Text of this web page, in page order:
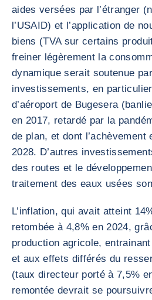
aides versées par l’étranger
l’USAID) et l’application de
biens (TVA sur certains
freiner légèrement la
dynamique serait soutenue
investissements, en
d’aéroport de Bugesera
en 2017, retardé par la
de plan, et dont l’achèvement
2028. D’autres
des routes et le
traitement des eaux usées
L’inflation, qui avait atteint
retombée à 4,8% en 2024,
production agricole,
et aux effets différés du
(taux directeur porté à 7,5%
remontée devrait se